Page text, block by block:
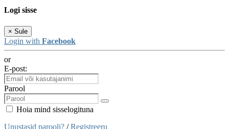
Logi sisse
× Sule
Login with Facebook
or
E-post:
Parool
Hoia mind sisselogituna
Unustasid parooli? /Registreeru